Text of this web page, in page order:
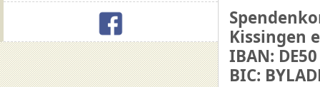
Kissingen
IBAN:
BIC: